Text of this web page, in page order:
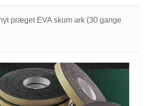
præget EVA skum ark (30 gange